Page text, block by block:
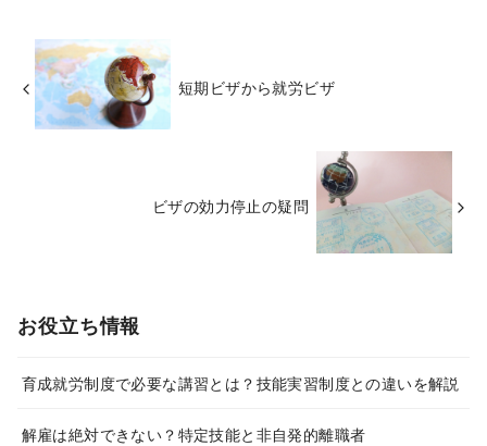
短期ビザから就労ビザ
ビザの効力停止の疑問
お役立ち情報
育成就労制度で必要な講習とは？技能実習制度との違いを解説
解雇は絶対できない？特定技能と非自発的離職者